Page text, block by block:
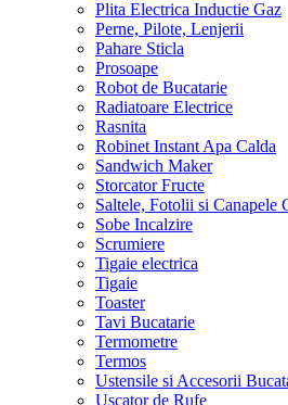
Plita Electrica Inductie Gaz
Perne, Pilote, Lenjerii
Pahare Sticla
Prosoape
Robot de Bucatarie
Radiatoare Electrice
Rasnita
Robinet Instant Apa Calda
Sandwich Maker
Storcator Fructe
Saltele, Fotolii si Canapele
Sobe Incalzire
Scrumiere
Tigaie electrica
Tigaie
Toaster
Tavi Bucatarie
Termometre
Termos
Ustensile si Accesorii
Uscator de Rufe